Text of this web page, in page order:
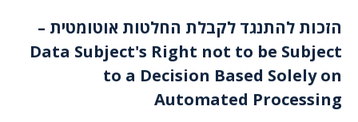
הזכות להתנגד לקבלת החלטות אוטומטית –
Data Subject's Right not to be Subject
to a Decision Based Solely on
Automated Processing